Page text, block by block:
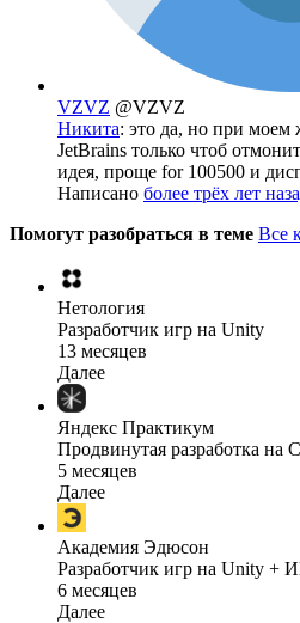
VZVZ @VZVZ
Никита: это да, но при моем
JetBrains только чтоб
идея, проще for 100500 и
Написано более трёх лет
Помогут разобраться в теме Все
Нетология
Разработчик игр на Unity
13 месяцев
Далее
Яндекс Практикум
Продвинутая разработка на
5 месяцев
Далее
Академия Эдюсон
Разработчик игр на Unity +
6 месяцев
Далее